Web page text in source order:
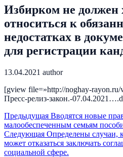
Избирком не должен
относиться к
недостатках в
для регистрации
13.04.2021 author
[gview file=»http://noghay-rayon.ru/
Пресс-релиз-закон.-
Предыдущая Вводятся новые
малообеспеченным семьям
Следующая Определены случаи,
может отказаться заключать
социальной сфере.